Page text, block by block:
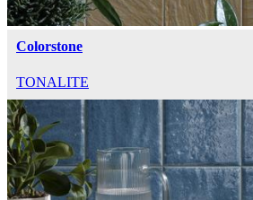
Colorstone
TONALITE